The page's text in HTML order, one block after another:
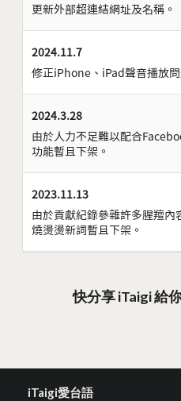
更新外部超連結網址及名稱。
2024.11.7
修正iPhone、iPad聲音播放問
2024.3.28
由於人力不足難以配合
功能暫且下架。
2023.11.13
由於貢獻紀錄參雜許多腥羶內
燒燙燙新詞暫且下架。
快分享 iTaigi 給
iTaigi愛台語